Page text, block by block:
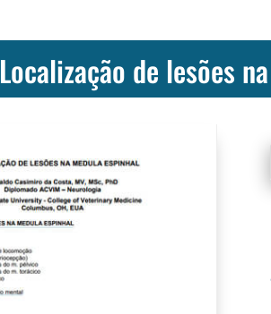
Localização de lesões